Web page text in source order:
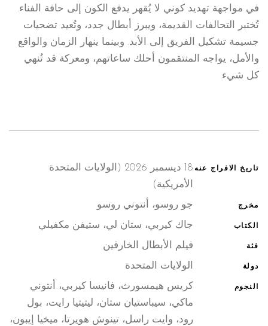
في مواجهة تهديد كوني لا يُقهر يدفع الكون إلى حافة الفناء.
تُختبر التحالفات القديمة، ويبرز أبطال جدد، وتُعيد تضحيات
جسيمة تشكيل الفريق إلى الأبد. وبينما ينهار الزمان والواقع
والأمل، يواجه المنتقمون أحلك ساعاتهم، ومعركة قد تُنهي
كل شيء.
تاريخ الافراج عنه
18 ديسمبر 2026 (الولايات المتحدة
الأمريكية)
مخرج جو روسو، أنتوني روسو
الكتاب جاك كيربي، ستان لي، ستيفن مكفيلي
فئة فيلم الأبطال الخارقين
دولة الولايات المتحدة
النجوم
كريس هيمسورث، فانيسا كيربي، أنتوني
ماكي، سيباستيان ستان، ليتيتيا رايت، بول
رود، وايت راسل، تينوش هويرتا، ميخيا إيبون،